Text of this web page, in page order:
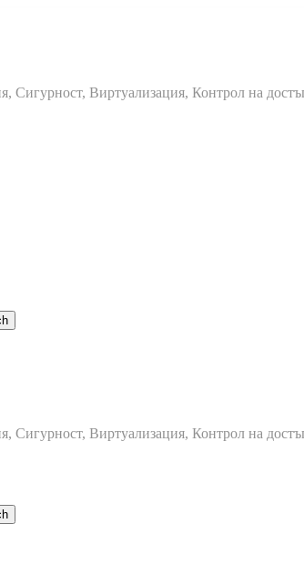
Сигурност, Виртуализация, Контрол на
Сигурност, Виртуализация, Контрол на